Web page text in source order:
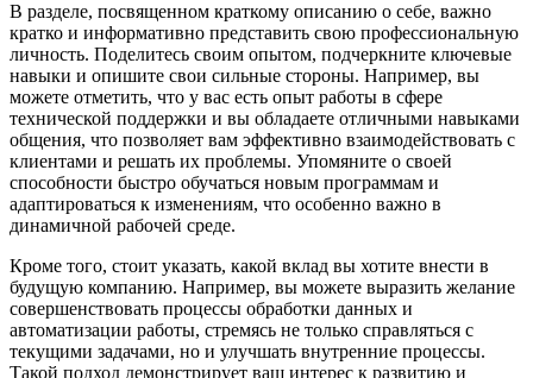
В разделе, посвященном краткому описанию о себе, важно
кратко и информативно представить свою профессиональную
личность. Поделитесь своим опытом, подчеркните ключевые
навыки и опишите свои сильные стороны. Например, вы
можете отметить, что у вас есть опыт работы в сфере
технической поддержки и вы обладаете отличными навыками
общения, что позволяет вам эффективно взаимодействовать с
клиентами и решать их проблемы. Упомяните о своей
способности быстро обучаться новым программам и
адаптироваться к изменениям, что особенно важно в
динамичной рабочей среде.
Кроме того, стоит указать, какой вклад вы хотите внести в
будущую компанию. Например, вы можете выразить желание
совершенствовать процессы обработки данных и
автоматизации работы, стремясь не только справляться с
текущими задачами, но и улучшать внутренние процессы.
Такой подход демонстрирует ваш интерес к развитию и